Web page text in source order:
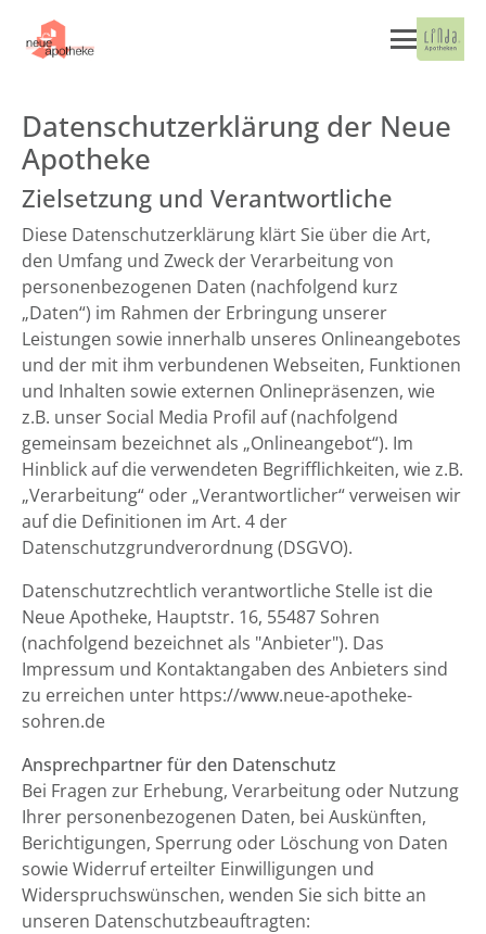
Datenschutzerklärung der Neue
Apotheke
Zielsetzung und Verantwortliche
Diese Datenschutzerklärung klärt Sie über die Art,
den Umfang und Zweck der Verarbeitung von
personenbezogenen Daten (nachfolgend kurz
„Daten“) im Rahmen der Erbringung unserer
Leistungen sowie innerhalb unseres Onlineangebotes
und der mit ihm verbundenen Webseiten, Funktionen
und Inhalten sowie externen Onlinepräsenzen, wie
z.B. unser Social Media Profil auf (nachfolgend
gemeinsam bezeichnet als „Onlineangebot“). Im
Hinblick auf die verwendeten Begrifflichkeiten, wie z.B.
„Verarbeitung“ oder „Verantwortlicher“ verweisen wir
auf die Definitionen im Art. 4 der
Datenschutzgrundverordnung (DSGVO).
Datenschutzrechtlich verantwortliche Stelle ist die
Neue Apotheke, Hauptstr. 16, 55487 Sohren
(nachfolgend bezeichnet als "Anbieter"). Das
Impressum und Kontaktangaben des Anbieters sind
zu erreichen unter https://www.neue-apotheke-
sohren.de
Ansprechpartner für den Datenschutz
Bei Fragen zur Erhebung, Verarbeitung oder Nutzung
Ihrer personenbezogenen Daten, bei Auskünften,
Berichtigungen, Sperrung oder Löschung von Daten
sowie Widerruf erteilter Einwilligungen und
Widerspruchswünschen, wenden Sie sich bitte an
unseren Datenschutzbeauftragten: